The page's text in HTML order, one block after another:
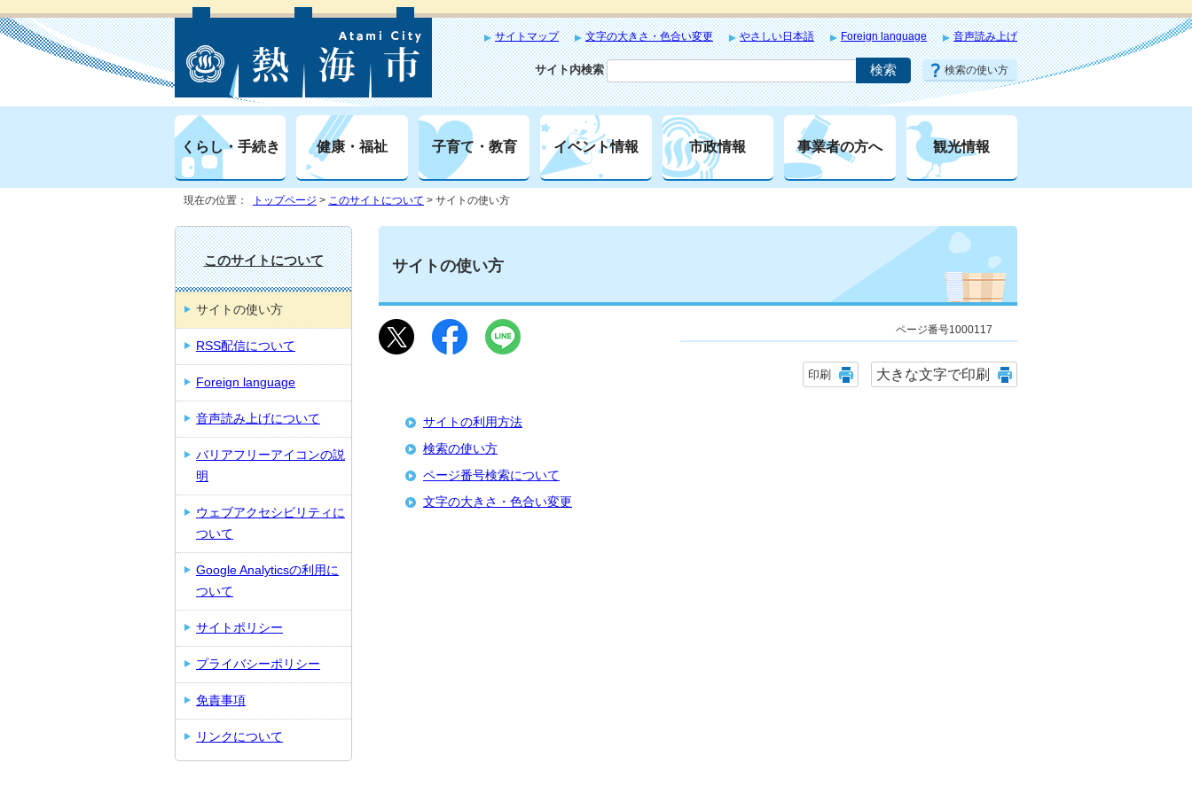
サイトマップ 文字の大きさ・色合い変更 やさしい日本語 Foreign language 音声読み上げ
サイト内検索 検索の使い方
くらし・手続き 健康・福祉 子育て・教育 イベント情報 市政情報 事業者の方へ 観光情報
現在の位置： トップページ > このサイトについて > サイトの使い方
サイトの使い方
ページ番号1000117
印刷 大きな文字で印刷
サイトの利用方法
検索の使い方
ページ番号検索について
文字の大きさ・色合い変更
このサイトについて
サイトの使い方
RSS配信について
Foreign language
音声読み上げについて
バリアフリーアイコンの説
明
ウェブアクセシビリティに
ついて
Google Analyticsの利用に
ついて
サイトポリシー
プライバシーポリシー
免責事項
リンクについて